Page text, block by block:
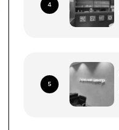
4
5